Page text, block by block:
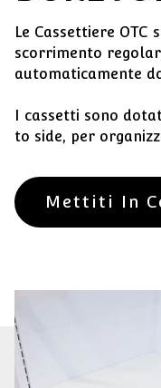
Le Cassettiere
scorrimento
automaticamente
I cassetti sono
to side, per
Mettiti In